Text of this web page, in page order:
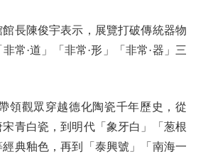
陳俊宇表示，展覽打破傳統器物
常·道」「非常·形」「非常·器」三
觀眾穿越德化陶瓷千年歷史，從
青白瓷，到明代「象牙白」「葱根
典釉色，再到「泰興號」「南海一